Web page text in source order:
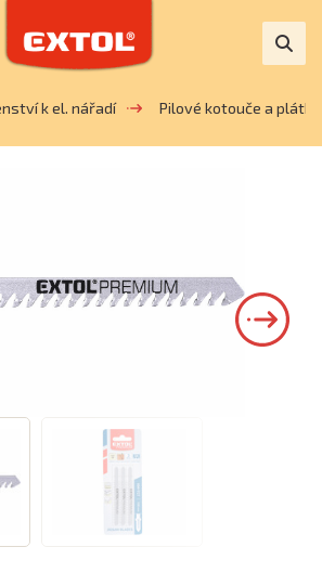
k el. nářadí Pilové kotouče a plátky